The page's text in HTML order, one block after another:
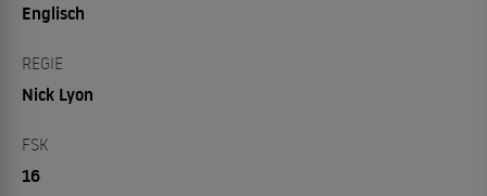
Englisch
REGIE
Nick Lyon
FSK
16